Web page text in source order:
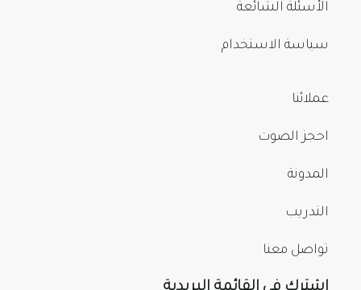
الأسئلة الشائعة
سياسة الاستخدام
عملائنا
احجز الصوت
المدونة
التدريب
تواصل معنا